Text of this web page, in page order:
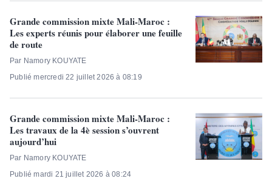
Grande commission mixte Mali-Maroc :
Les experts réunis pour élaborer une feuille
de route
Par Namory KOUYATE
Publié mercredi 22 juillet 2026 à 08:19
Grande commission mixte Mali-Maroc :
Les travaux de la 4è session s’ouvrent
aujourd’hui
Par Namory KOUYATE
Publié mardi 21 juillet 2026 à 08:24